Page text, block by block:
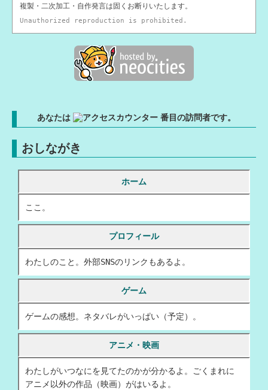
2026/07/24
：日記更新「映画」
：日記更新「テレビ」
：日記更新「炊飯器」
：日記更新「もうすぐ7月終わる？・コーヒー全然飲んでない」
2026/07/19
：日記更新「次やるゲーム・ヨギボー」
2026/07/18
：日記更新「ピザ」
2026/07/17
：日記更新「半年・ハンターハンター」
2026/07/16
：日記更新「土日の朝にやること」
2026/07/15
2026/07/14
：日記更新「猛暑日」
：日記更新「クーラーつけた・アクションしたい」
2026/07/11
：日記更新「衣替え」
：ゲームページのデザインを変更しました。
2026/07/10
：日記更新「変換」
2026/07/09
2026/07/08
2026/07/07
：日記更新「七夕・ネトフリ」
複製・二次加工・自作発言は固くお断りいたします。
Unauthorized reproduction is prohibited.
あなたは 番目の訪問者です。
おしながき
ホーム
ここ。
プロフィール
わたしのこと。外部SNSのリンクもあるよ。
ゲーム
ゲームの感想。ネタバレがいっぱい（予定）。
アニメ・映画
わたしがいつなにを見てたのかが分かるよ。ごくまれに
アニメ以外の作品（映画）がはいるよ。